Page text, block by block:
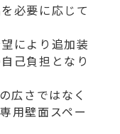
に応じて
追加装
己負担となり
広さではなく
用壁面スペー